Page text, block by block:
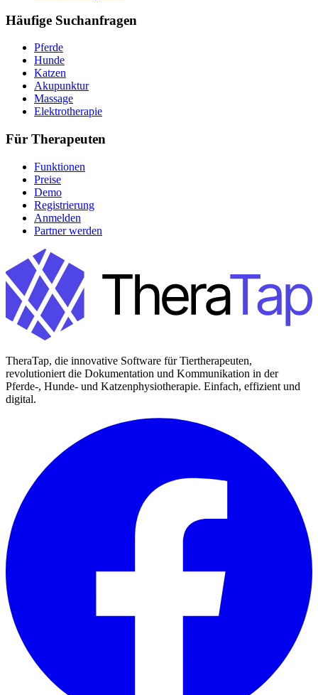
Häufige Suchanfragen
Pferde
Hunde
Katzen
Akupunktur
Massage
Elektrotherapie
Für Therapeuten
Funktionen
Preise
Demo
Registrierung
Anmelden
Partner werden
TheraTap, die innovative Software für Tiertherapeuten,
revolutioniert die Dokumentation und Kommunikation in der
Pferde-, Hunde- und Katzenphysiotherapie. Einfach, effizient und
digital.